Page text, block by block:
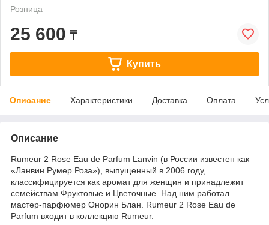
Розница
25 600 ₸
Купить
Описание Характеристики Доставка Оплата
Описание
Rumeur 2 Rose Eau de Parfum Lanvin (в России известен как
«Ланвин Румер Роза»), выпущенный в 2006 году,
классифицируется как аромат для женщин и принадлежит
семействам Фруктовые и Цветочные. Над ним работал
мастер-парфюмер Онорин Блан. Rumeur 2 Rose Eau de
Parfum входит в коллекцию Rumeur.